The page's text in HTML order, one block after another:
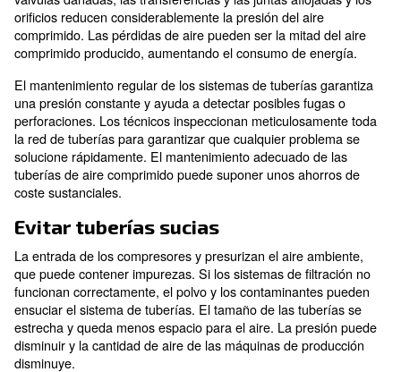
Servicios de mantenimiento
sistema de tuberías de aire
Una instalación completa de compresores de aire
sistema de tuberías que transporta el aire
máquinas de producción. El sistema de tuberías está
de acuerdo con necesidades específicas, para
comprimido a la presión correcta (FAD).
Comprobación de la presión del
comprimido
Una disminución de la presión puede provocar
problemas: Las máquinas de producción reciben aire